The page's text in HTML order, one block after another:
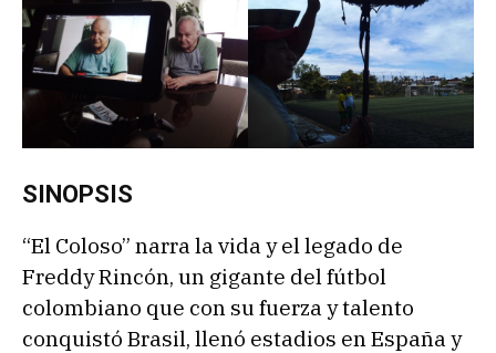
SINOPSIS
“El Coloso” narra la vida y el legado de
Freddy Rincón, un gigante del fútbol
colombiano que con su fuerza y talento
conquistó Brasil, llenó estadios en España y